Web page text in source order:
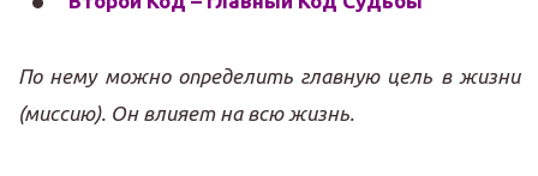
По нему можно определить главную цель в жизни
(миссию). Он влияет на всю жизнь.